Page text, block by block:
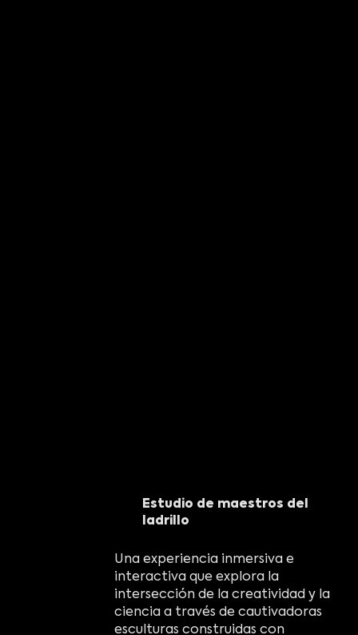
Estudio de maestros del
ladrillo
Una experiencia inmersiva e
interactiva que explora la
intersección de la creatividad y la
ciencia a través de cautivadoras
esculturas construidas con